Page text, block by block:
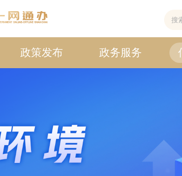
政策发布 政务服务